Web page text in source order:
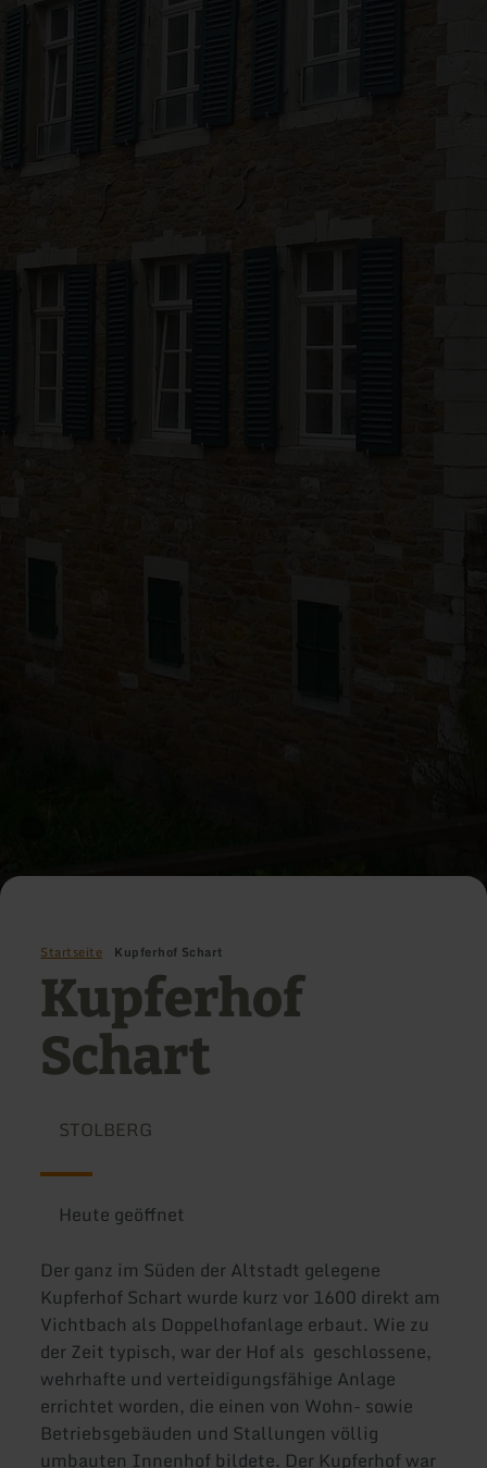
Startseite Kupferhof Schart
Kupferhof
Schart
STOLBERG
Heute geöffnet
Der ganz im Süden der Altstadt gelegene
Kupferhof Schart wurde kurz vor 1600 direkt am
Vichtbach als Doppelhofanlage erbaut. Wie zu
der Zeit typisch, war der Hof als geschlossene,
wehrhafte und verteidigungsfähige Anlage
errichtet worden, die einen von Wohn- sowie
Betriebsgebäuden und Stallungen völlig
umbauten Innenhof bildete. Der Kupferhof war